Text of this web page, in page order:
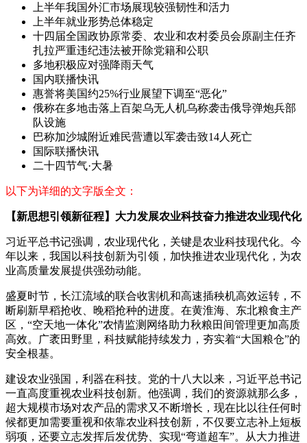
上半年我国外汇市场展现较强韧性和活力
上半年就业形势总体稳定
十四届全国政协原常委、农业和农村委员会原副主任齐
扎拉严重违纪违法被开除党籍和公职
多地积极应对强降雨天气
国内联播快讯
惠誉将美国约25%行业展望下调至“恶化”
俄称在多地击落上百架乌无人机乌称袭击俄导弹炮兵部
队设施
巴称加沙城附近难民营遭以军袭击致14人死亡
国际联播快讯
二十四节气·大暑
以下为详细的文字版全文：
【新思想引领新征程】大力发展农业科技奋力推进农业现代化
习近平总书记强调，农业现代化，关键是农业科技现代化。今
年以来，我国以科技创新为引领，加快推进农业现代化，为农
业高质量发展提供强劲动能。
盛夏时节，长江流域的联合收割机和高速插秧机高效运转，不
断刷新早稻抢收、晚稻抢种的进度。在黄淮海、东北粮食主产
区，“空天地一体化”农情监测网络助力秋粮田间管理更加高质
高效。广袤田野里，科技赋能持续发力，夯实着“大国粮仓”的
安全根基。
建设农业强国，利器在科技。党的十八大以来，习近平总书记
一直高度重视农业科技创新。他强调，我们的资源就那么多，
超大规模市场对农产品的需求又不断增长，现在比以往任何时
候都更加需要重视和依靠农业科技创新，不仅要立志补上短板
弱项，还要立志发挥后发优势、实现“弯道超车”。从大力推进